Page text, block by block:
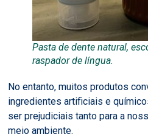
Pasta de dente natural,
raspador de língua.
No entanto, muitos produtos
ingredientes artificiais e
ser prejudiciais tanto para a
meio ambiente.